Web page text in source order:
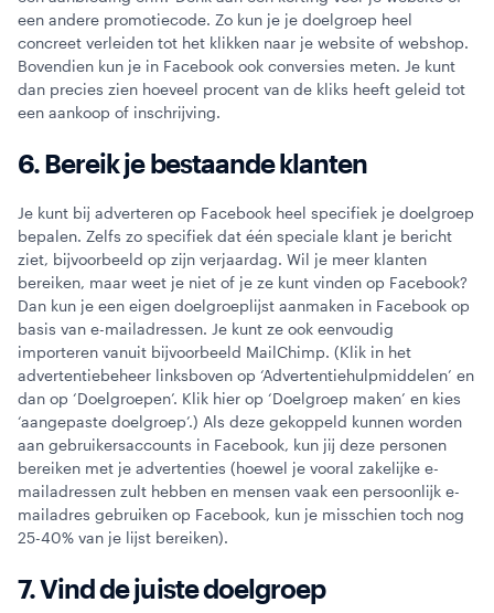
een andere promotiecode. Zo kun je je doelgroep heel
concreet verleiden tot het klikken naar je website of webshop.
Bovendien kun je in Facebook ook conversies meten. Je kunt
dan precies zien hoeveel procent van de kliks heeft geleid tot
een aankoop of inschrijving.
6. Bereik je bestaande klanten
Je kunt bij adverteren op Facebook heel specifiek je doelgroep
bepalen. Zelfs zo specifiek dat één speciale klant je bericht
ziet, bijvoorbeeld op zijn verjaardag. Wil je meer klanten
bereiken, maar weet je niet of je ze kunt vinden op Facebook?
Dan kun je een eigen doelgroeplijst aanmaken in Facebook op
basis van e-mailadressen. Je kunt ze ook eenvoudig
importeren vanuit bijvoorbeeld MailChimp. (Klik in het
advertentiebeheer linksboven op ‘Advertentiehulpmiddelen’ en
dan op ‘Doelgroepen’. Klik hier op ‘Doelgroep maken’ en kies
‘aangepaste doelgroep’.) Als deze gekoppeld kunnen worden
aan gebruikersaccounts in Facebook, kun jij deze personen
bereiken met je advertenties (hoewel je vooral zakelijke e-
mailadressen zult hebben en mensen vaak een persoonlijk e-
mailadres gebruiken op Facebook, kun je misschien toch nog
25-40% van je lijst bereiken).
7. Vind de juiste doelgroep